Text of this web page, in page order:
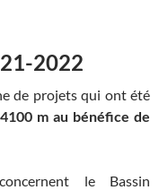
2022
de projets qui ont été
4100 m au bénéfice de
le Bassin